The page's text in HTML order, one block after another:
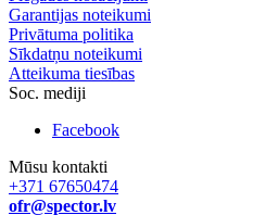
Garantijas noteikumi
Privātuma politika
Sīkdatņu noteikumi
Atteikuma tiesības
Soc. mediji
Facebook
Mūsu kontakti
+371 67650474
ofr@spector.lv